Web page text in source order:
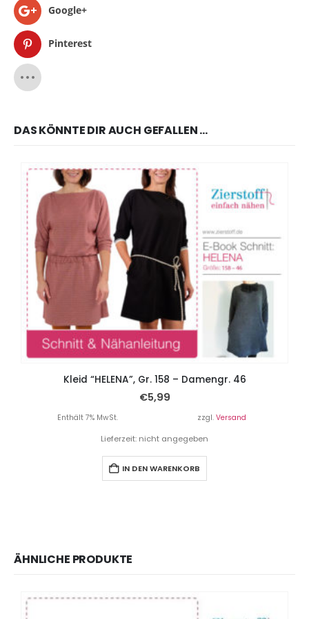
Google+
Pinterest
DAS KÖNNTE DIR AUCH GEFALLEN …
Kleid “HELENA”, Gr. 158 – Damengr. 46
€5,99
Enthält 7% MwSt. zzgl. Versand
Lieferzeit: nicht angegeben
IN DEN WARENKORB
ÄHNLICHE PRODUKTE